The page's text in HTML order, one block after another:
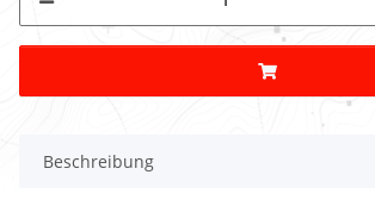
Beschreibung